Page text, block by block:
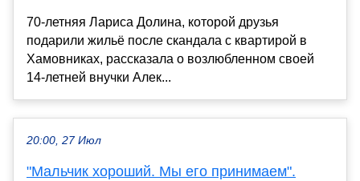
70-летняя Лариса Долина, которой друзья
подарили жильё после скандала с квартирой в
Хамовниках, рассказала о возлюбленном своей
14-летней внучки Алек...
20:00, 27 Июл
"Мальчик хороший. Мы его принимаем".